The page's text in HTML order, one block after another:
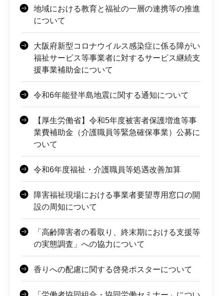
地域における教育と福祉の一層の連携等の推進
について
大阪府新型コロナウイルス感染症に係る障がい
福祉サービス等事業者に対するサービス継続支
援事業補助金について
令和6年能登半島地震に関する通知について
【厚生労働省】令和5年度被害者保護増進等事
業費補助金（介護職員等緊急確保事業）公募に
ついて
令和6年度福祉・介護職員等処遇改善加算
障害福祉現場における事業者要望専用窓口の開
設の周知について
「高齢障害者の看取り、終末期における支援等
の実態調査」への協力について
香りへの配慮に関する啓発ポスターについて